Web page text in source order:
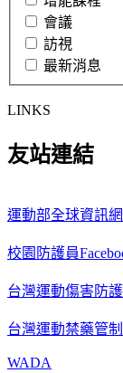
會議
訪視
最新消息
LINKS
友站連結
運動部全球資訊網
校園防護員
台灣運動傷害防
台灣運動禁藥管
WADA